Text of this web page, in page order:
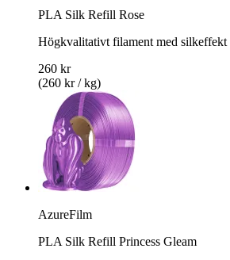
PLA Silk Refill Rose
Högkvalitativt filament med silkeffekt
260 kr
(260 kr / kg)
AzureFilm
PLA Silk Refill Princess Gleam